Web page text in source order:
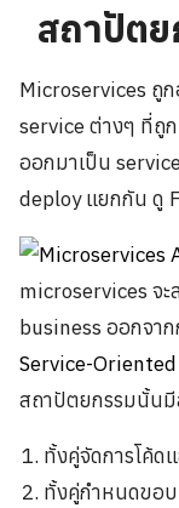
สถาปัต
Microservices ถู
service ต่างๆ ที่ถู
ออกมาเป็น
deploy แยกกัน ดู
microservices จ
business ออกจา
Service-
สถาปัตยกรรมนั้น
ทั้งคู่จัดการโค้ด
ทั้งคู่กำหนดขอบ